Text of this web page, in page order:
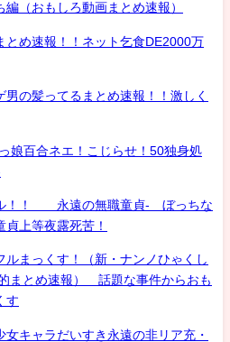
（おもしろ動画まとめ速報）
とめ速報！！ネット乞食DE2000万
の髪ってるまとめ速報！！激しく
娘百合ネエ！こじらせ！50独身処
ル！！ 永遠の無職童貞- ぼっちな
上等夜露死苦！
ルまっくす！（新・ナンノひゃくし
まとめ速報） 話題な事件からおも
す
キャラだいすき永遠の非リア充・